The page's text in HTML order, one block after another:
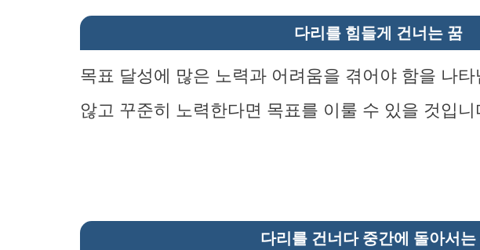
다리를 힘들게 건너는 꿈
목표 달성에 많은 노력과 어려움을 겪어야 함을 나
않고 꾸준히 노력한다면 목표를 이룰 수 있을 것입니
다리를 건너다 중간에 돌아서는